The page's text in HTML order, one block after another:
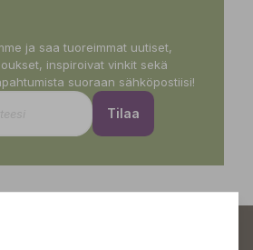
ja saa tuoreimmat uutiset,
inspiroivat vinkit sekä
suoraan sähköpostiisi!
Tilaa